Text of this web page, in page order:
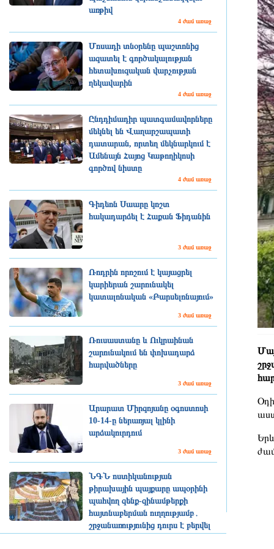
առթիվ
4 ժամ առաջ
Մոսադի տնօրենը պաշտոնից
ազատել է գործակալության
հետախուզական վարչության
ղեկավարին
4 ժամ առաջ
Ընդդիմադիր պատգամավորները
մեկնել են Վաղարշապատի
դատարան, որտեղ մեկնարկում է
Ամենայն Հայոց Կաթողիկոսի
գործով նիստը
4 ժամ առաջ
Գիդեոն Սաարը կոշտ
հակադարձել է Հաքան Ֆիդանին
3 ժամ առաջ
Ռոդրին որոշում է կայացրել
կարիերան շարունակել
կատալոնական «Բարսելոնայում»
3 ժամ առաջ
Ռուսաստանը և Ուկրաինան
շարունակում են փոխադարձ
հարվածները
3 ժամ առաջ
Արարատ Միրզոյանը օգոստոսի
10-14-ը ներառյալ կլինի
արձակուրդում
3 ժամ առաջ
ՆԳՆ ոստիկանության
թիրախային պայքարը ապօրինի
պահվող զենք-զինամթերքի
հայտնաբերման ուղղությամբ․
շրջանառությունից դուրս է բերվել